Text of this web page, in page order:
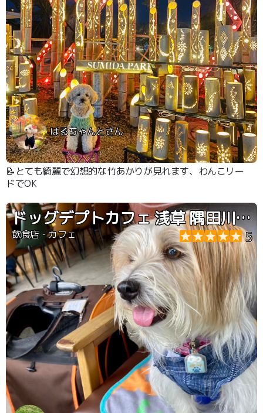
はるちゃんとさん
📝とても綺麗で幻想的な竹あかりが見れます、わんこリー
ドでOK
ドッグデプトカフェ 浅草 隅田川テラス店
飲食店・カフェ 5